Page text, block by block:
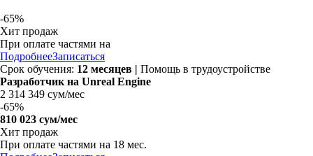
-65%
Хит продаж
При оплате частями на
ПодробнееЗаписаться
Срок обучения: 12 месяцев | Помощь в трудоустройстве
Разработчик на Unreal Engine
2 314 349 сум/мес
-65%
810 023 сум/мес
Хит продаж
При оплате частями на 18 мес.